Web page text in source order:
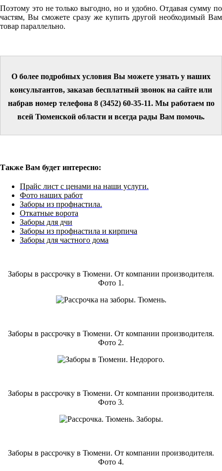
Поэтому это не только выгодно, но и удобно. Отдавая сумму по
частям, Вы сможете сразу же купить другой необходимый Вам
товар параллельно.
О более подробных условия Вы можете узнать у наших
консультантов, заказав бесплатный звонок на сайте или
набрав номер телефона 8 (3452) 60-35-11. Мы работаем по
всей Тюменской области и всегда рады Вам помочь.
Также Вам будет интересно:
Прайс лист с ценами на наши услуги.
Фото наших работ
Заборы из профнастила.
Откатные ворота
Заборы для дчи
Заборы из профнастила и кирпича
Заборы для частного дома
Заборы в рассрочку в Тюмени. От компании производителя.
Фото 1.
Заборы в рассрочку в Тюмени. От компании производителя.
Фото 2.
Заборы в рассрочку в Тюмени. От компании производителя.
Фото 3.
Заборы в рассрочку в Тюмени. От компании производителя.
Фото 4.